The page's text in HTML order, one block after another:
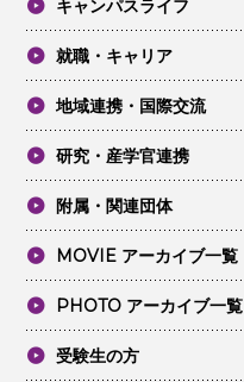
キャンパスライフ
就職・キャリア
地域連携・国際交流
研究・産学官連携
附属・関連団体
MOVIE アーカイブ一覧
PHOTO アーカイブ一覧
受験生の方